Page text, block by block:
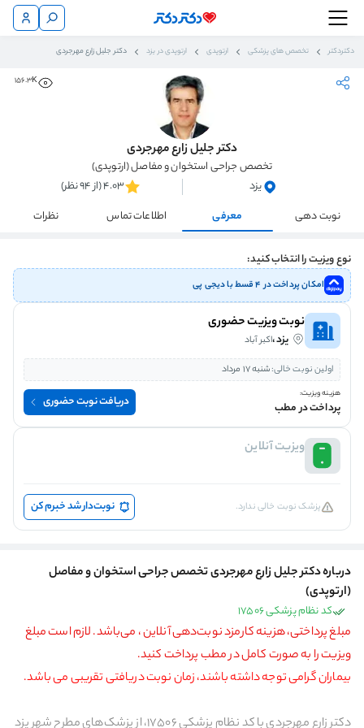
دکتردکتر تخصص های پزشکی ارتوپدی ارتوپدی در یزد دکتر جلیل زارع مهرجردی
156.3K
دکتر جلیل زارع مهرجردی
تخصص جراحی استخوان و مفاصل (ارتوپدی)
یزد
4.03 (از 94 نظر)
نوبت دهی
معرفی اطلاعات تماس نظرات
نوع ویزیت را انتخاب کنید:
امکان پرداخت در ۴ قسط با دیجی پی
نوبت ویزیت حضوری
یزد،اکبر آباد
اولین نوبت خالی:شنبه 17 مرداد
هزینه ویزیت:
پرداخت در مطب دریافت نوبت حضوری
ویزیت آنلاین
پزشک نوبت خالی ندارد. نوبت‌دار شد خبرم کن
درباره دکتر جلیل زارع مهرجردی تخصص جراحی استخوان و مفاصل
(ارتوپدی)
کد نظام پزشکی 17506
مبلغ پرداختی، هزینه‌ کارمزد نوبت‌دهی آنلاین ، می‌باشد. لازم است مبلغ
ویزیت را به صورت کامل در مطب پرداخت کنید.
بیماران گرامی توجه داشته باشند، زمان نوبت دریافتی تقریبی می باشد.
دکتر زارع مهرجردی با کد نظام پزشکی 17506، از پزشک‌های مطرح شهر یزد